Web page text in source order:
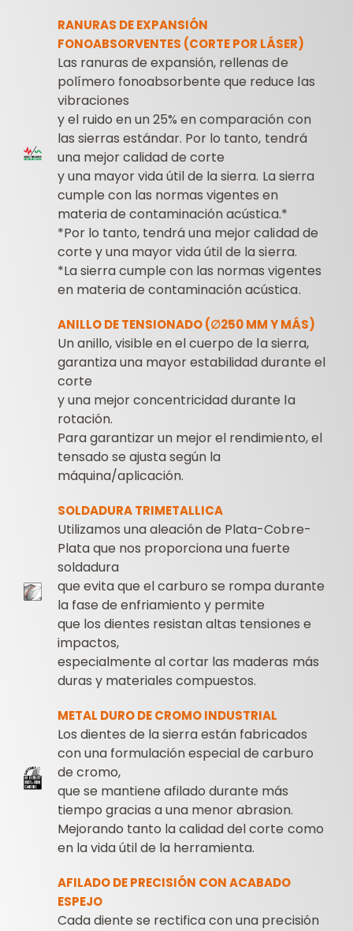
RANURAS DE EXPANSIÓN
FONOABSORVENTES (CORTE POR LÁSER)
Las ranuras de expansión, rellenas de
polímero fonoabsorbente que reduce las
vibraciones
y el ruido en un 25% en comparación con
las sierras estándar. Por lo tanto, tendrá
una mejor calidad de corte
y una mayor vida útil de la sierra. La sierra
cumple con las normas vigentes en
materia de contaminación acústica.*
*Por lo tanto, tendrá una mejor calidad de
corte y una mayor vida útil de la sierra.
*La sierra cumple con las normas vigentes
en materia de contaminación acústica.
ANILLO DE TENSIONADO (∅250 MM Y MÁS)
Un anillo, visible en el cuerpo de la sierra,
garantiza una mayor estabilidad durante el
corte
y una mejor concentricidad durante la
rotación.
Para garantizar un mejor el rendimiento, el
tensado se ajusta según la
máquina/aplicación.
SOLDADURA TRIMETALLICA
Utilizamos una aleación de Plata-Cobre-
Plata que nos proporciona una fuerte
soldadura
que evita que el carburo se rompa durante
la fase de enfriamiento y permite
que los dientes resistan altas tensiones e
impactos,
especialmente al cortar las maderas más
duras y materiales compuestos.
METAL DURO DE CROMO INDUSTRIAL
Los dientes de la sierra están fabricados
con una formulación especial de carburo
de cromo,
que se mantiene afilado durante más
tiempo gracias a una menor abrasion.
Mejorando tanto la calidad del corte como
en la vida útil de la herramienta.
AFILADO DE PRECISIÓN CON ACABADO
ESPEJO
Cada diente se rectifica con una precisión